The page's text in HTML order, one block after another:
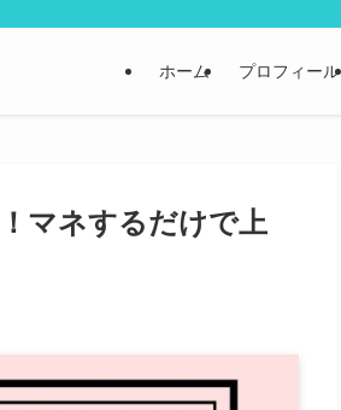
ホーム プロフィール
マネするだけで上